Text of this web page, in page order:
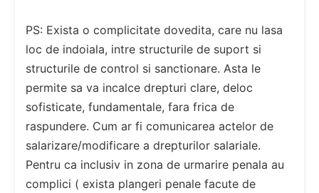
PS: Exista o complicitate dovedita, care nu lasa
loc de indoiala, intre structurile de suport si
structurile de control si sanctionare. Asta le
permite sa va incalce drepturi clare, deloc
sofisticate, fundamentale, fara frica de
raspundere. Cum ar fi comunicarea actelor de
salarizare/modificare a drepturilor salariale.
Pentru ca inclusiv in zona de urmarire penala au
complici ( exista plangeri penale facute de